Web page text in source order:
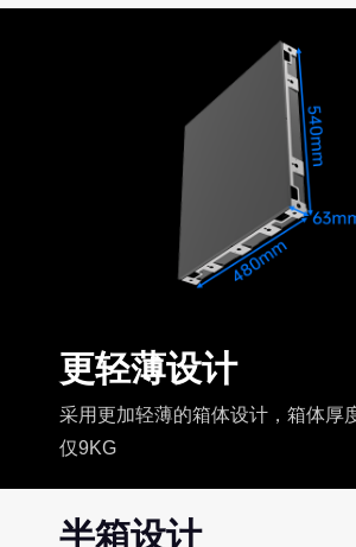
更轻薄设计
采用更加轻薄的箱体设计，箱体厚
仅9KG
半箱设计